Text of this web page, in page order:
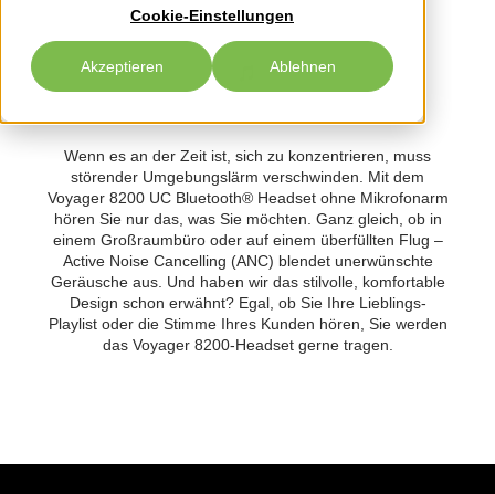
Cookie-Einstellungen
Akzeptieren Ablehnen
Wenn es an der Zeit ist, sich zu konzentrieren, muss
störender Umgebungslärm verschwinden. Mit dem
Voyager 8200 UC Bluetooth® Headset ohne Mikrofonarm
hören Sie nur das, was Sie möchten. Ganz gleich, ob in
einem Großraumbüro oder auf einem überfüllten Flug –
Active Noise Cancelling (ANC) blendet unerwünschte
Geräusche aus. Und haben wir das stilvolle, komfortable
Design schon erwähnt? Egal, ob Sie Ihre Lieblings-
Playlist oder die Stimme Ihres Kunden hören, Sie werden
das Voyager 8200-Headset gerne tragen.